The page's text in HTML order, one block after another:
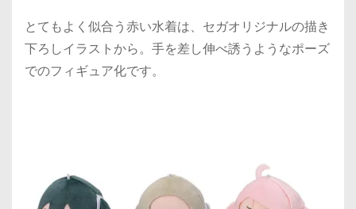
とてもよく似合う赤い水着は、セガオリジナルの描き
下ろしイラストから。手を差し伸べ誘うようなポーズ
でのフィギュア化です。